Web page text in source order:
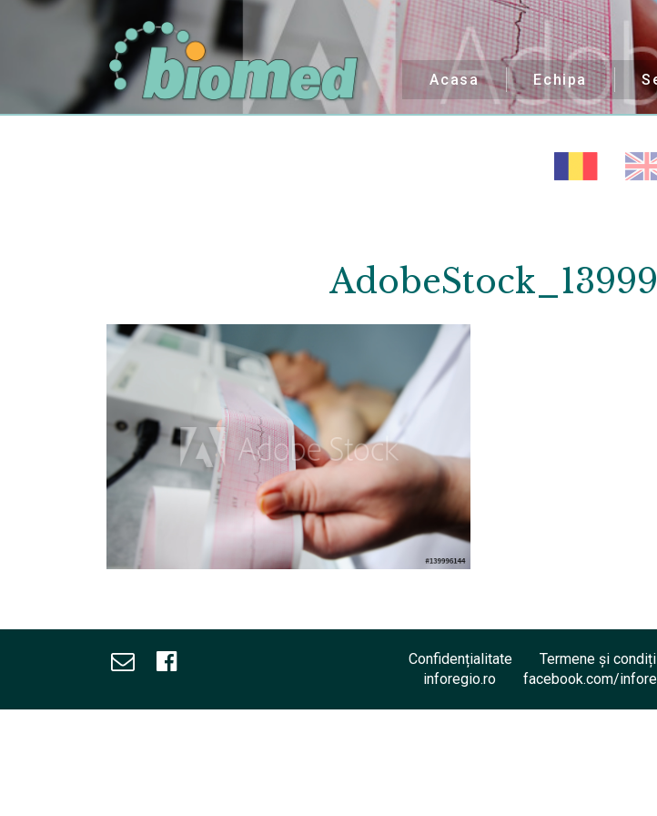
Acasa Echipa
Echipa noastră
Confidențialitate Termene și
inforegio.ro
facebook.com/